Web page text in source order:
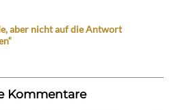
aber nicht auf die Antwort
Kommentare